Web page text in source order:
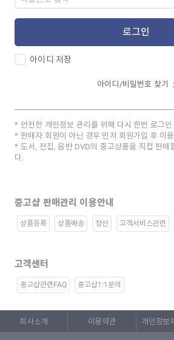
로그인
아이디 저장
아이디/비밀번호 찾기
안전한 개인정보 관리를 위해 다시 한번 로그
판매자 회원이 아닌 경우 먼저 회원가입 후 이
도서, 전집, 음반 DVD의 중고상품을 직접 판매
다.
중고샵 판매관리 이용안내
상품등록 상품배송 정산 고객서비스관련
고객센터
중고샵관련FAQ 중고샵1:1문의
회사소개 이용약관 개인정보